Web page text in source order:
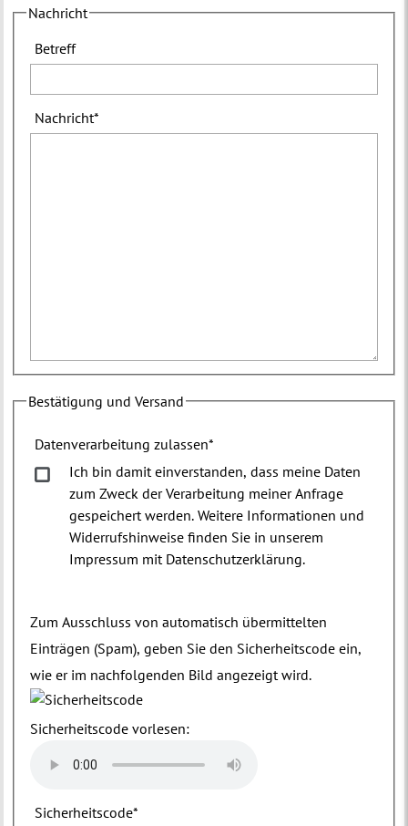
Nachricht
Betreff
Nachricht*
Bestätigung und Versand
Datenverarbeitung zulassen*
Ich bin damit einverstanden, dass meine Daten
zum Zweck der Verarbeitung meiner Anfrage
gespeichert werden. Weitere Informationen und
Widerrufshinweise finden Sie in unserem
Impressum mit Datenschutzerklärung.
Zum Ausschluss von automatisch übermittelten
Einträgen (Spam), geben Sie den Sicherheitscode ein,
wie er im nachfolgenden Bild angezeigt wird.
Sicherheitscode vorlesen:
Sicherheitscode*